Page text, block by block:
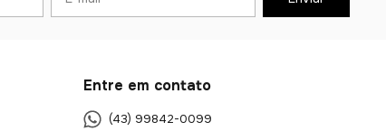
Entre em contato
(43) 99842-0099